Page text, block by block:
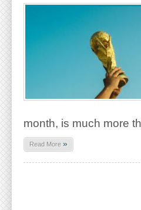
month, is much more
Read More »